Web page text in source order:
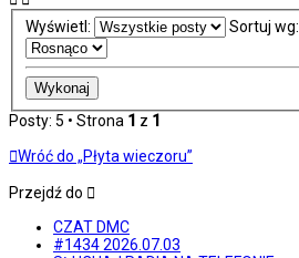
Wyświetl: Sortuj wg:
Posty: 5 • Strona 1 z 1
Wróć do „Płyta wieczoru”
Przejdź do
CZAT DMC
#1434 2026.07.03